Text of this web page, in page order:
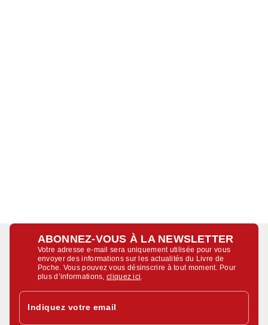
ABONNEZ-VOUS À LA NEWSLETTER
Votre adresse e-mail sera uniquement utilisée pour vous
envoyer des informations sur les actualités du Livre de
Poche. Vous pouvez vous désinscrire à tout moment. Pour
plus d’informations,cliquez ici
Indiquez votre email